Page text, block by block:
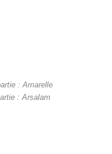
: Amarelle
: Arsalam